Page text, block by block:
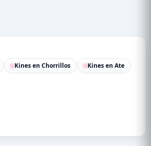
Kines en Chorrillos
Kines en Ate